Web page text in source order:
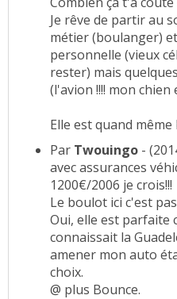
Je rêve de partir au
métier (boulanger)
personnelle (vieux
rester) mais
(l'avion !!!! mon
Elle est quand
Par Twouingo -
avec assurances
1200€/2006 je crois!!!
Le boulot ici c'est
Oui, elle est parfaite
connaissait la
amener mon auto
choix.
@ plus Bounce.